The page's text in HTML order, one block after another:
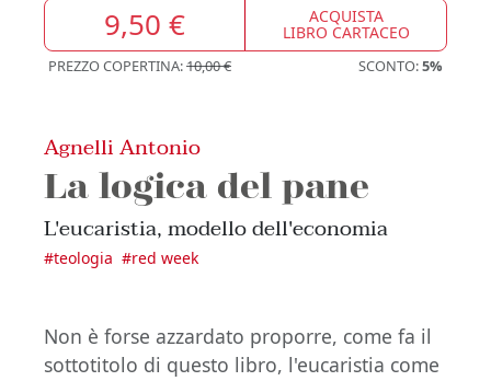
9,50 € ACQUISTA
LIBRO CARTACEO
PREZZO COPERTINA:10,00 € SCONTO:5%
Agnelli Antonio
La logica del pane
L'eucaristia, modello dell'economia
#teologia #red week
Non è forse azzardato proporre, come fa il
sottotitolo di questo libro, l'eucaristia come